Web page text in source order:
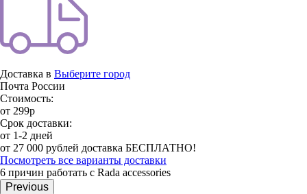
Доставка в Выберите город
Почта России
Стоимость:
от 299р
Срок доставки:
от 1-2 дней
от 27 000 рублей доставка БЕСПЛАТНО!
Посмотреть все варианты доставки
6 причин работать с Rada accessories
Previous